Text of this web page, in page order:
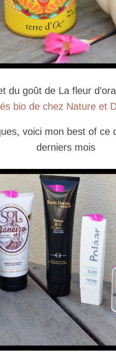
du goût de La fleur
bio de chez Nature et
voici mon best of ce
derniers mois